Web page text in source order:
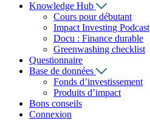
Knowledge Hub
Cours pour débutant
Impact Investing Podcast
Docu : Finance durable
Greenwashing checklist
Questionnaire
Base de données
Fonds d’investissement
Produits d’impact
Bons conseils
Connexion